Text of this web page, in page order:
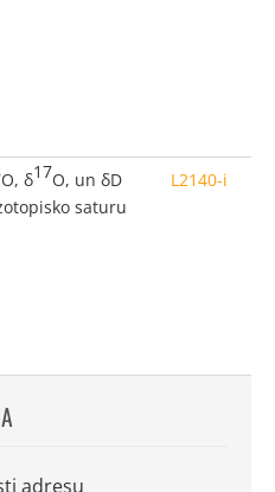
adresu
O, δ17O, un δD
saturu
L2140-i